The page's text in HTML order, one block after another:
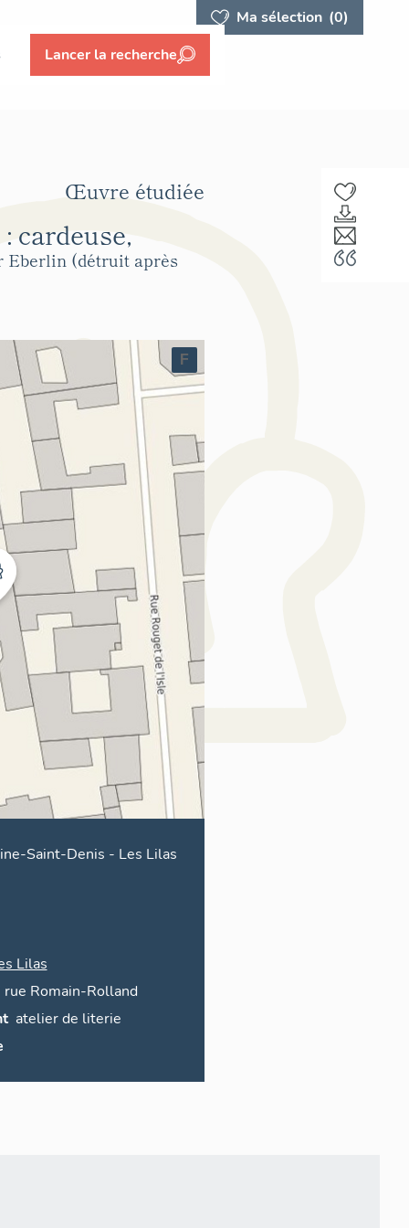
Ma sélection (0)
Lancer la recherche
cardeuse,
Eberlin (détruit après
Œuvre étudiée
F
Saint-Denis - Les Lilas
Lilas
rue Romain-Rolland
atelier de literie